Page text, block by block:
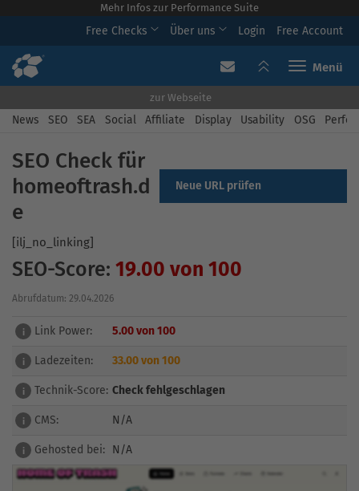
Mehr Infos zur Performance Suite
Free Checks Über uns Login Free Account
Toggle
zur Webseite
News SEO SEA Social Affiliate Display Usability OSG
SEO Check für
homeoftrash.d
e
Neue URL prüfen
[ilj_no_linking]
SEO-Score: 19.00 von 100
Abrufdatum: 29.04.2026
i Link Power: 5.00 von 100
i Ladezeiten: 33.00 von 100
i Technik-Score: Check fehlgeschlagen
i CMS: N/A
i Gehosted bei: N/A